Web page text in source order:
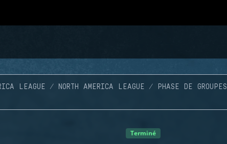
LEAGUE NORTH AMERICA LEAGUE PHASE DE GROUPES
Terminé